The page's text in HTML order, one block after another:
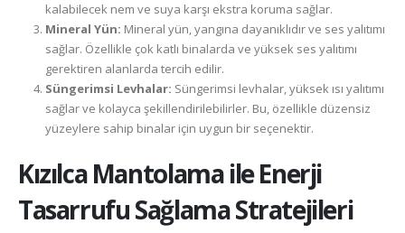
kalabilecek nem ve suya karşı ekstra koruma sağlar.
Mineral Yün: Mineral yün, yangına dayanıklıdır ve ses yalıtımı
sağlar. Özellikle çok katlı binalarda ve yüksek ses yalıtımı
gerektiren alanlarda tercih edilir.
Süngerimsi Levhalar: Süngerimsi levhalar, yüksek ısı yalıtımı
sağlar ve kolayca şekillendirilebilirler. Bu, özellikle düzensiz
yüzeylere sahip binalar için uygun bir seçenektir.
KızılcaMantolama ile Enerji
Tasarrufu Sağlama Stratejileri